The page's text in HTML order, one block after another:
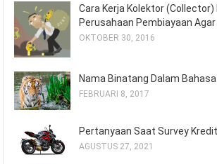
Cara Kerja Kolektor
Perusahaan Pembiayaan
OKTOBER 30, 2016
Nama Binatang Dalam
FEBRUARI 8, 2017
Pertanyaan Saat Survey
AGUSTUS 27, 2021